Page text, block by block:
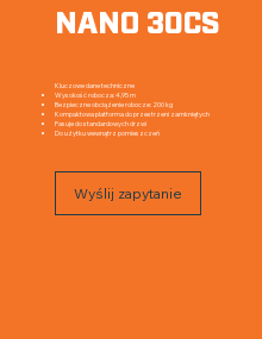
NANO 30CS
Kluczowe dane techniczne
Wysokość robocza: 4,95 m
Bezpieczne obciążenie robocze: 200 kg
Kompaktowa platforma do przestrzeni zamkniętych
Pasuje do standardowych drzwi
Do użytku wewnątrz pomieszczeń
Wyślij zapytanie